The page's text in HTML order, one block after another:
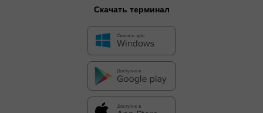
Скачать терминал